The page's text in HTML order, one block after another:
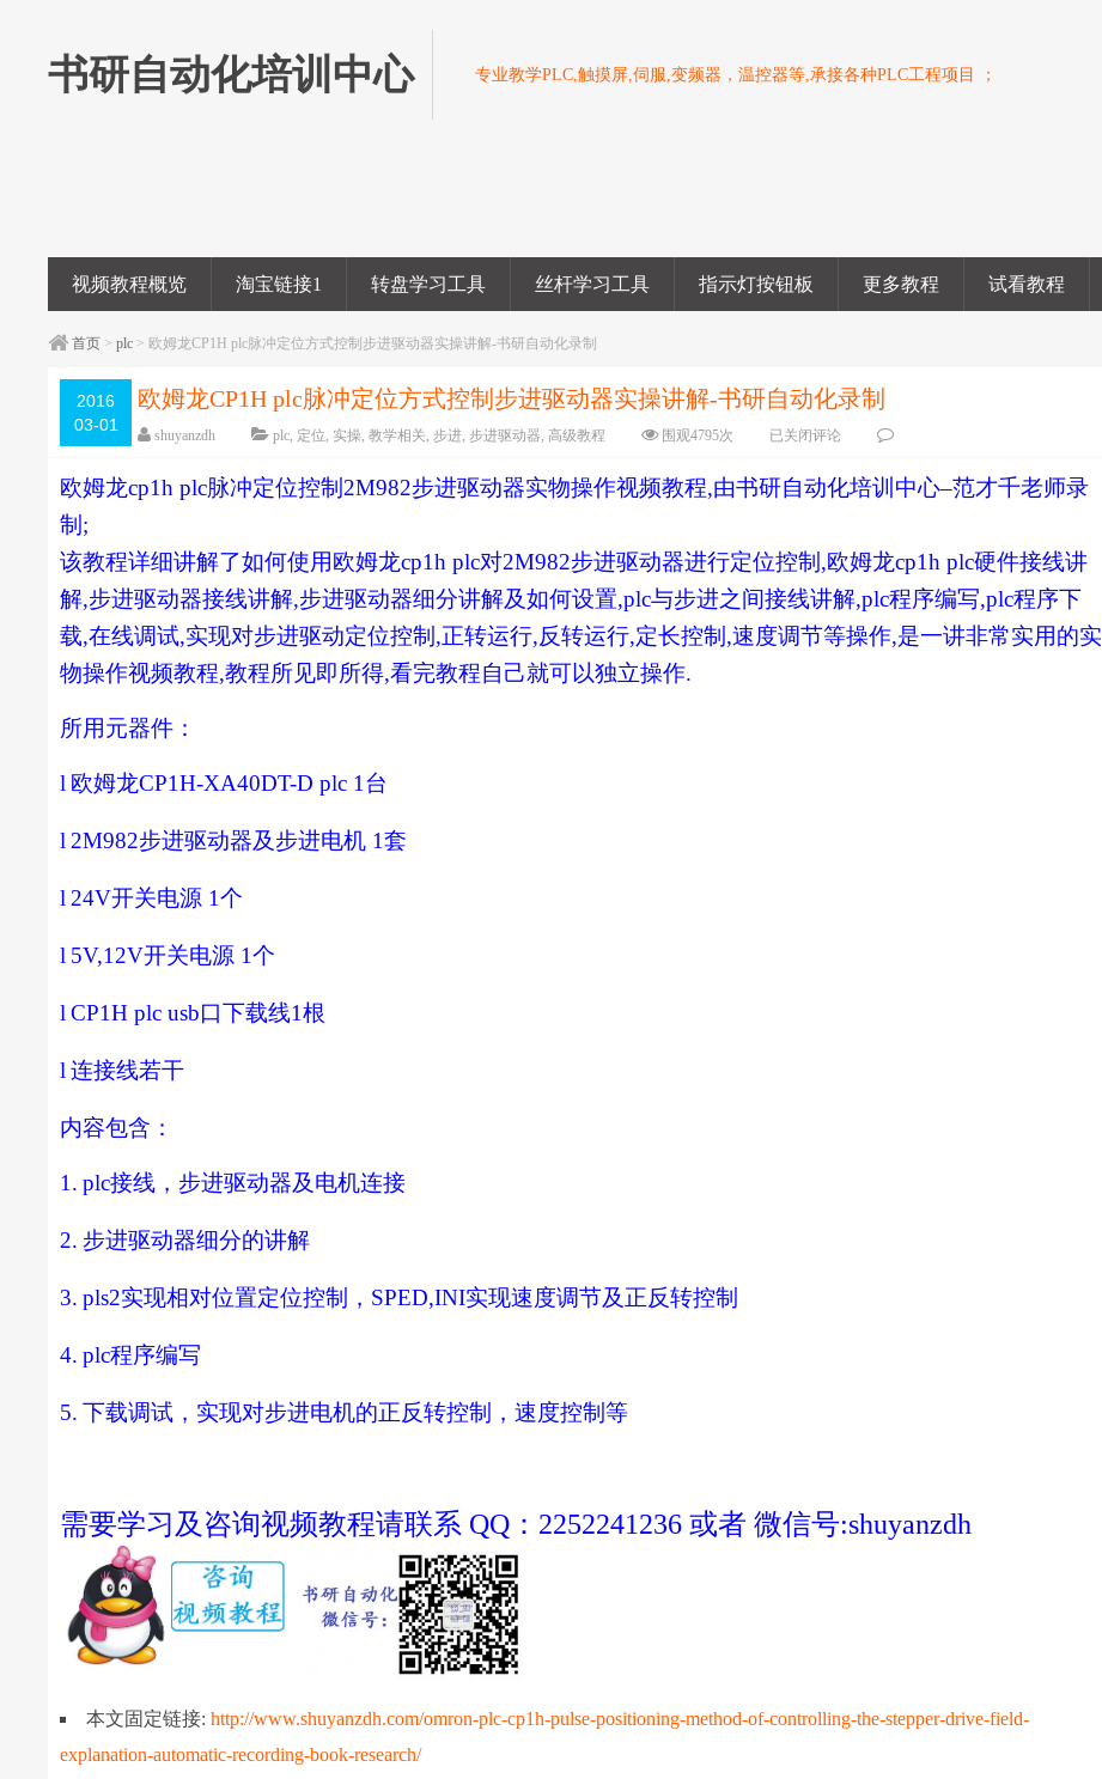
书研自动化培训中心 专业教学PLC,触摸屏,伺服,变频器，温控器等,承接各种PLC工程项目 ；
视频教程概览 淘宝链接1 转盘学习工具 丝杆学习工具 指示灯按钮板 更多教程 试看教程
首页 >plc > 欧姆龙CP1H plc脉冲定位方式控制步进驱动器实操讲解-书研自动化录制
2016
03-01
欧姆龙CP1H plc脉冲定位方式控制步进驱动器实操讲解-书研自动化录制
shuyanzdh plc, 定位, 实操,教学相关,步进,步进驱动器,高级教程 围观4795次
已关闭评论
欧姆龙cp1h plc脉冲定位控制 2M982步进驱动器实物操作视频教程,由书研自动化培训中心–范才千老师录
制 ;
该教程详细讲解了如何使用欧姆龙cp1h plc对2M982步进驱动器进行定位控制 ,欧姆龙cp1h plc硬件接线讲
解,步进驱动器接线讲解,步进驱动器细分讲解及如何设置,plc与步进之间接线讲解,plc程序编写,plc程序下
载,在线调试,实现对步进驱动定位控制 ,正转运行,反转运行,定长控制 ,速度调节等操作,是一讲非常实用的实
物操作视频教程,教程所见即所得,看完教程自己就可以独立操作.
所用元器件：
l 欧姆龙CP1H-XA40DT-D plc 1 台
l 2M982步进驱动器及步进电机 1套
l 24V开关电源 1个
l 5V,12V开关电源 1个
l CP1H plc usb口下载线1根
l 连接线若干
内容包含：
1. plc接线，步进驱动器及电机连接
2. 步进驱动器细分的讲解
3. pls2实现相对位置定位控制， SPED,INI实现速度调节及正反转控制
4. plc程序编写
5. 下载调试，实现对步进电机的正反转控制，速度控制等
需要学习及咨询视频教程请联系 QQ：2252241236 或者 微信号:shuyanzdh
本文固定链接:http://www.shuyanzdh.com/omron-plc-cp1h-pulse-positioning-method-of-controlling-the-stepper-drive-field-
explanation-automatic-recording-book-research/